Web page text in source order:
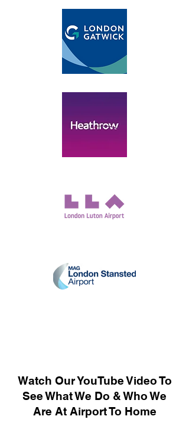
Watch Our YouTube Video To
See What We Do & Who We
Are At Airport To Home